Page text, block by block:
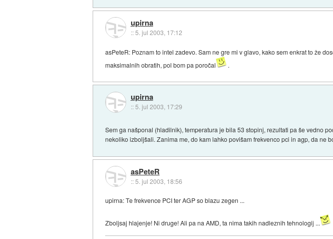
upirna
::5. jul 2003, 17:12
asPeteR: Poznam to intel zadevo. Sam ne gre mi v glavo, kako sem enkrat to že
maksimalnih obratih, pol bom pa poročal
.
upirna
:: 5. jul 2003, 17:29
Sem ga našponal (hladilnik), temperatura je bila 53 stopinj, rezultati pa še vedno
nekoliko izboljšali. Zanima me, do kam lahko povišam frekvenco pci in agp, da ne
asPeteR
::5. jul 2003, 18:56
upirna: Te frekvence PCI ter AGP so blazu zegen ...
Zboljsaj hlajenje! Ni druge! Ali pa na AMD, ta nima takih nadleznih tehnologij ...